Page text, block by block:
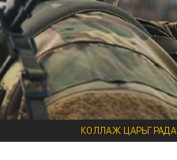
КОЛЛАЖ ЦАРЬГРАДА